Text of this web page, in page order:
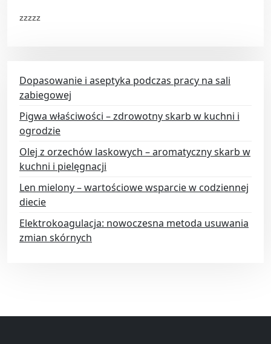
zzzzz
Dopasowanie i aseptyka podczas pracy na sali
zabiegowej
Pigwa właściwości – zdrowotny skarb w kuchni i
ogrodzie
Olej z orzechów laskowych – aromatyczny skarb w
kuchni i pielęgnacji
Len mielony – wartościowe wsparcie w codziennej
diecie
Elektrokoagulacja: nowoczesna metoda usuwania
zmian skórnych